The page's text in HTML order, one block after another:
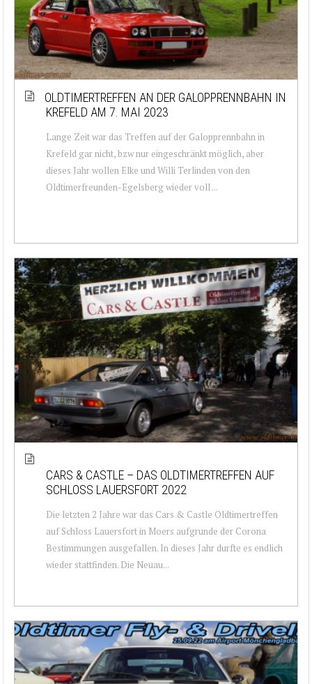
OLDTIMERTREFFEN AN DER GALOPPRENNBAHN IN
KREFELD AM 7. MAI 2023
Lange Zeit war das Treffen auf der Galopprennbahn in
Krefeld gar nicht, bzw nur eingeschränkt möglich, aber
dieses Jahr wollen Elke und Willi Terlinden von den
Oldtimerfreunden-Egelsberg wieder voll ...
CARS & CASTLE – DAS OLDTIMERTREFFEN AUF
SCHLOSS LAUERSFORT 2022
Die letzten 2 Jahre war das Cars & Castle Oldtimertreffen
auf Schloss Lauersfort in Moers aufgrunde der Corona
Bestimmungen ausgefallen. In dieses Jahr durfte es endlich
wieder stattfinden. Die Neuau...